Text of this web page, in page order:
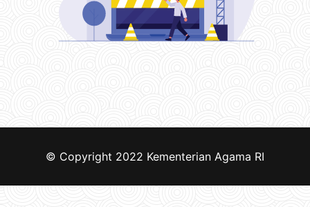
© Copyright 2022 Kementerian Agama RI